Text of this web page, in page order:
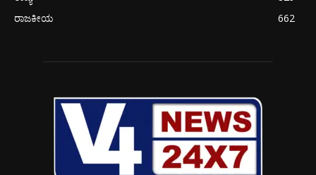
ರಾಜಕೀಯ
662